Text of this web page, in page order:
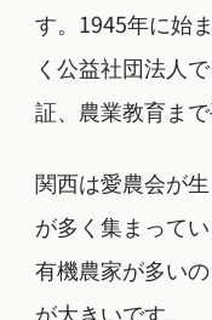
す。1945年に始
く公益社団法人
証、農業教育まで
関西は愛農会が
が多く集まって
有機農家が多い
が大きいです。